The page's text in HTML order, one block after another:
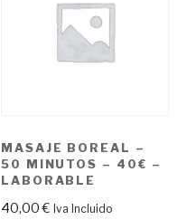
MASAJE BOREAL –
50 MINUTOS – 40€ –
LABORABLE
40,00€ Iva Incluido